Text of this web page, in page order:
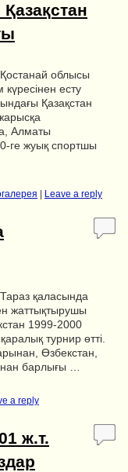
облысы
есту
Қазақстан
Алматы
ге жуық спортшы
Leave a reply
қаласында
жаттықтырушы
1999-2000
турнир өтті.
Өзбекстан,
барлығы …
a reply
ж.т.